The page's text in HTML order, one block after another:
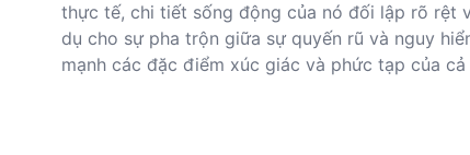
thực tế, chi tiết sống động của nó đối lập rõ rệt
dụ cho sự pha trộn giữa sự quyến rũ và nguy
mạnh các đặc điểm xúc giác và phức tạp của